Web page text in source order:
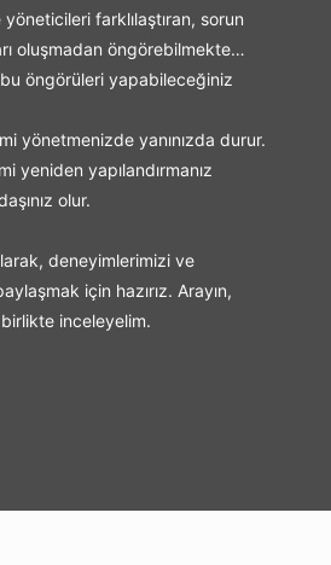
yöneticileri farklılaştıran, sorun
oluşmadan öngörebilmekte…
öngörüleri yapabileceğiniz
yönetmenizde yanınızda durur.
yeniden yapılandırmanız
olur.
deneyimlerimizi ve
için hazırız. Arayın,
inceleyelim.